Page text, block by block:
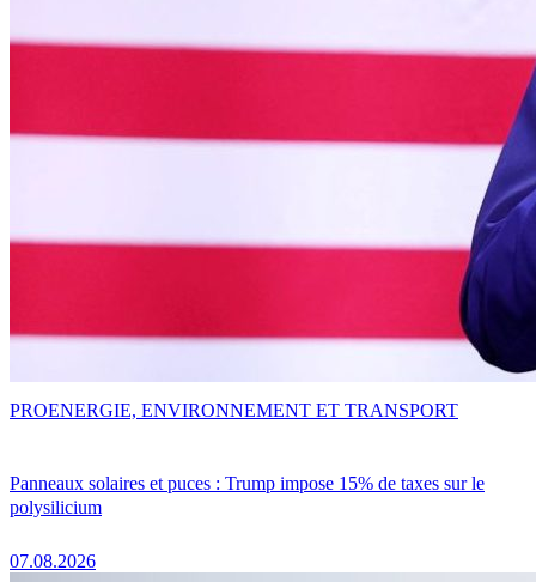
Panneaux solaires et puces : Trump impose 15% de taxes sur le
polysilicium
07.08.2026
PROENERGIE, ENVIRONNEMENT ET TRANSPORT